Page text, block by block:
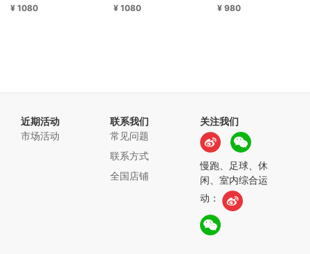
¥ 1080
¥ 1080
¥ 980
近期活动
市场活动
联系我们
常见问题
联系方式
全国店铺
关注我们
慢跑、足球、休
闲、室内综合运
动：